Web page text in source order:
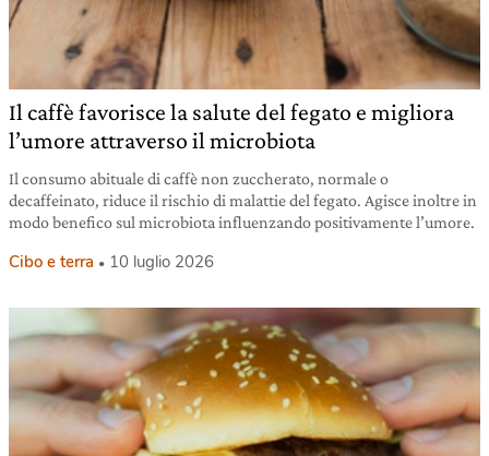
Il caffè favorisce la salute del fegato e migliora
l’umore attraverso il microbiota
Il consumo abituale di caffè non zuccherato, normale o
decaffeinato, riduce il rischio di malattie del fegato. Agisce inoltre in
modo benefico sul microbiota influenzando positivamente l’umore.
Cibo e terra 10 luglio 2026